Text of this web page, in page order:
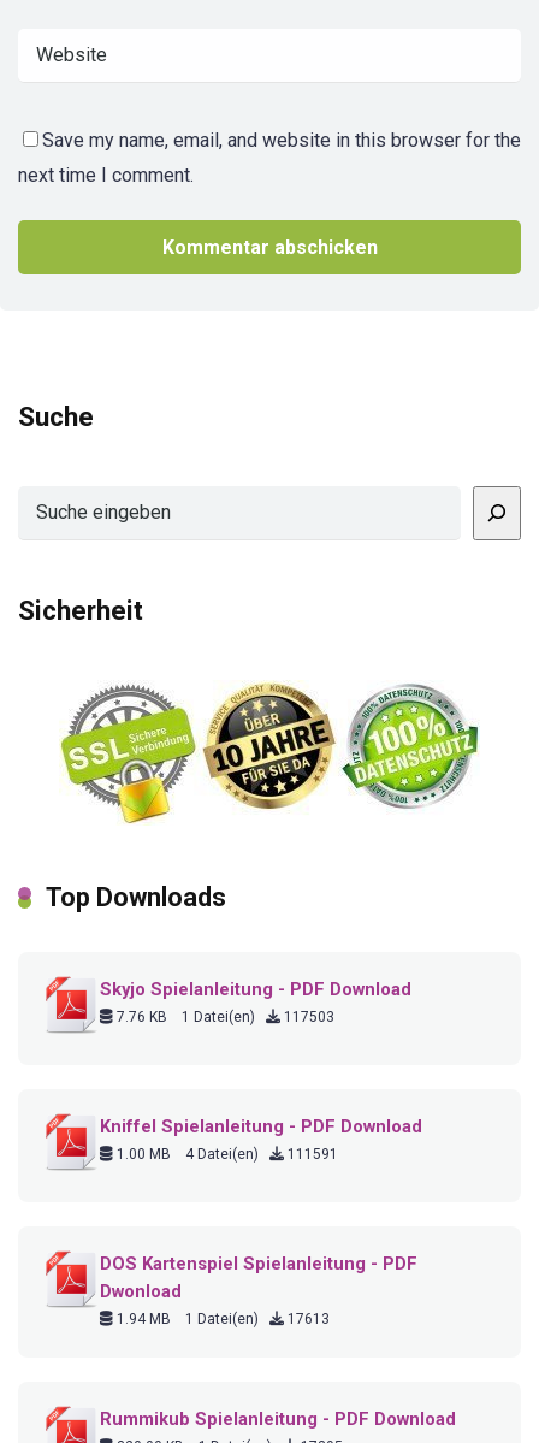
Save my name, email, and website in this browser for the
next time I comment.
Suche
Suchen
Sicherheit
Top Downloads
Skyjo Spielanleitung - PDF Download
7.76 KB 1 Datei(en) 117503
Kniffel Spielanleitung - PDF Download
1.00 MB 4 Datei(en) 111591
DOS Kartenspiel Spielanleitung - PDF
Dwonload
1.94 MB 1 Datei(en) 17613
Rummikub Spielanleitung - PDF Download